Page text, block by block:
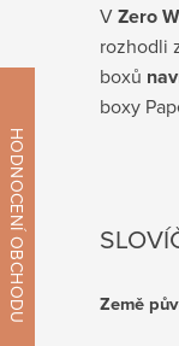
VZero
rozhodli
boxů
boxy
Země